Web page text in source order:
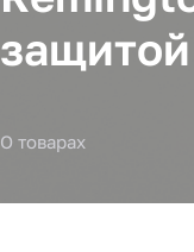
О товарах